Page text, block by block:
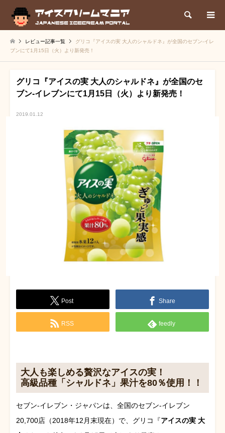
検索
レビュー記事一覧
グリコ『アイスの実 大人のシャルドネ』が全国のセブン-イレ
ブンにて1月15日（火）より新発売！
グリコ『アイスの実 大人のシャルドネ』が全国のセ
ブン-イレブンにて1月15日（火）より新発売！
2019.01.12
Post Share
RSS feedly
大人も楽しめる贅沢なアイスの実！
高級品種「シャルドネ」果汁を80％使用！！
セブン‐イレブン・ジャパンは、全国のセブン‐イレブン
20,700店（2018年12月末現在）で、グリコ『アイスの実 大